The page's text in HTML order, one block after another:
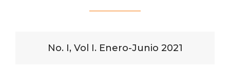
No. I, Vol I. Enero-Junio 2021